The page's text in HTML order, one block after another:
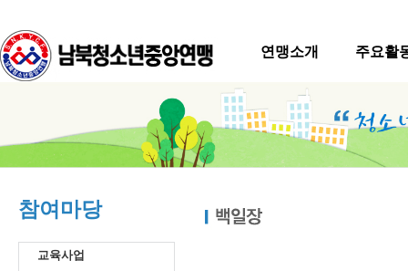
연맹소개 주요활
참여마당
교육사업